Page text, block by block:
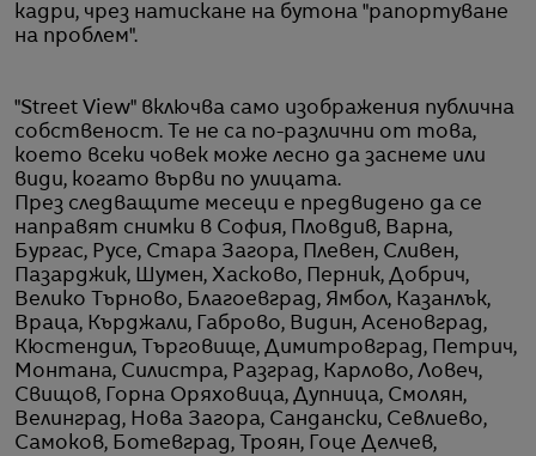
кадри, чрез натискане на бутона "рапортуване
на проблем".
"Street View" включва само изображения публична
собственост. Те не са по-различни от това,
което всеки човек може лесно да заснеме или
види, когато върви по улицата.
През следващите месеци е предвидено да се
направят снимки в София, Пловдив, Варна,
Бургас, Русе, Стара Загора, Плевен, Сливен,
Пазарджик, Шумен, Хасково, Перник, Добрич,
Велико Търново, Благоевград, Ямбол, Казанлък,
Враца, Кърджали, Габрово, Видин, Асеновград,
Кюстендил, Търговище, Димитровград, Петрич,
Монтана, Силистра, Разград, Карлово, Ловеч,
Свищов, Горна Оряховица, Дупница, Смолян,
Велинград, Нова Загора, Сандански, Севлиево,
Самоков, Ботевград, Троян, Гоце Делчев,